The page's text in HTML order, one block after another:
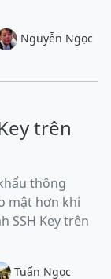
Nguyễn Ngọc
trên
thông
mật hơn khi
SSH Key trên
Tuấn Ngọc